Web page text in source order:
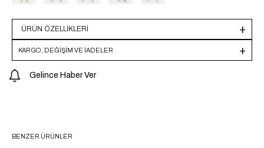
ÜRÜN ÖZELLIKLERI
KARGO, DEĞİŞİM VE İADELER
Gelince Haber Ver
BENZER ÜRÜNLER